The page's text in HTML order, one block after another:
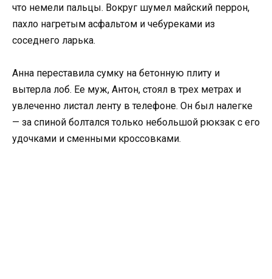
что немели пальцы. Вокруг шумел майский перрон,
пахло нагретым асфальтом и чебуреками из
соседнего ларька.
Анна переставила сумку на бетонную плиту и
вытерла лоб. Ее муж, Антон, стоял в трех метрах и
увлеченно листал ленту в телефоне. Он был налегке
— за спиной болтался только небольшой рюкзак с его
удочками и сменными кроссовками.